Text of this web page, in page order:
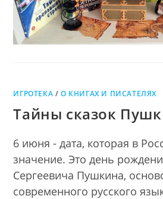
ИГРОТЕКА /О КНИГАХ И ПИСАТЕЛЯХ
Тайны сказок
6 июня - дата, которая в
значение. Это день
Сергеевича Пушкина,
современного русского